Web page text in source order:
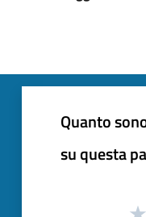
Quanto
su questa